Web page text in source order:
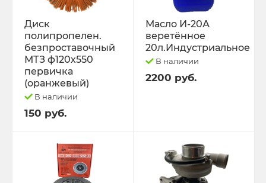
Диск
полипропелен.
безпроставочный
МТЗ ф120х550
первичка
(оранжевый)
В наличии
150 руб.
Масло И-20А
веретённое
20л.Индустриальное
В наличии
2200 руб.